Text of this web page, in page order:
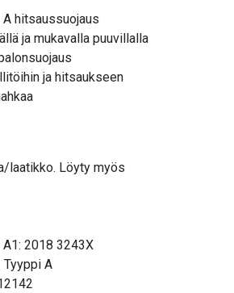
hitsaussuojaus
ja mukavalla puuvillalla
ja hitsaukseen
laatikko. Löyty myös
A1: 2018 3243X
Tyyppi A